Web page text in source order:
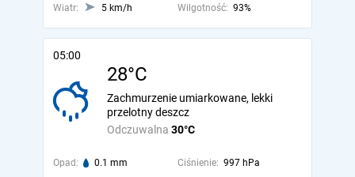
Wiatr:
5 km/h Wilgotność: 93%
05:00
28°C
Odczuwalna 30°C
Zachmurzenie umiarkowane, lekki
przelotny deszcz
Opad: 0.1 mm Ciśnienie: 997 hPa